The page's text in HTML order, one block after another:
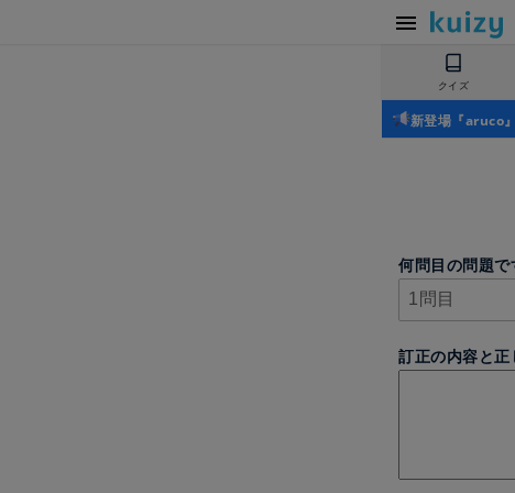
クイズ
新登場『aruco
何問目の問題で
訂正の内容と正